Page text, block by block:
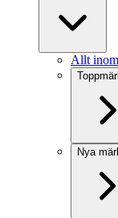
Allt
Nya